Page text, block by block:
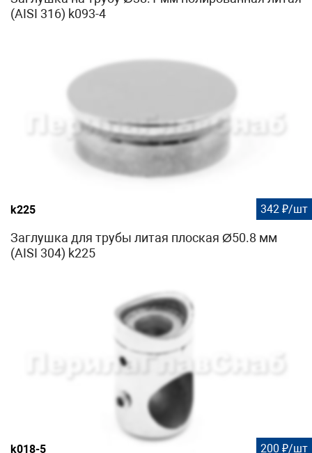
(AISI 316) k093-4
k225 342 ₽/шт
Заглушка для трубы литая плоская Ø50.8 мм
(AISI 304) k225
k018-5 200 ₽/шт